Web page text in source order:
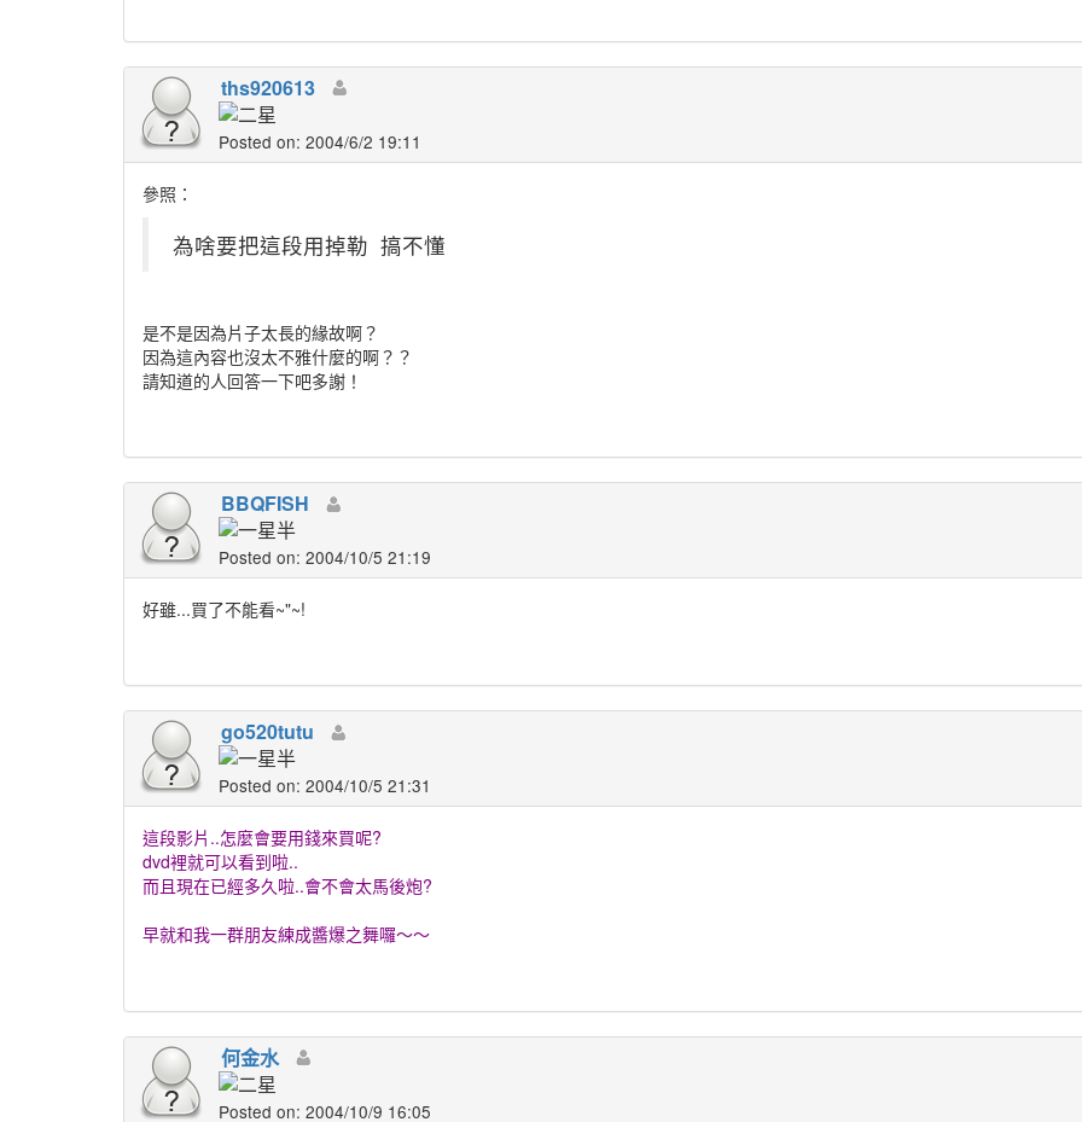
ths920613
Posted on: 2004/6/2 19:11
參照：
為啥要把這段用掉勒 搞不懂
是不是因為片子太長的緣故啊？
因為這內容也沒太不雅什麼的啊？？
請知道的人回答一下吧多謝！
BBQFISH
Posted on: 2004/10/5 21:19
好雖...買了不能看~"~!
go520tutu
Posted on: 2004/10/5 21:31
這段影片..怎麼會要用錢來買呢?
dvd裡就可以看到啦..
而且現在已經多久啦..會不會太馬後炮?
早就和我一群朋友練成醬爆之舞囉～～
何金水
Posted on: 2004/10/9 16:05